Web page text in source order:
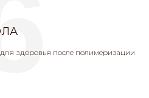
здоровья после полимеризации